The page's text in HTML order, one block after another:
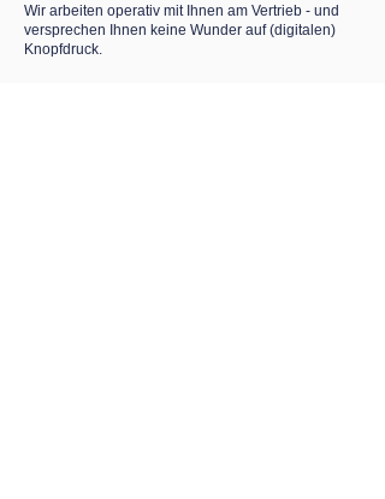
Wir arbeiten operativ mit Ihnen am Vertrieb - und
versprechen Ihnen keine Wunder auf (digitalen)
Knopfdruck.